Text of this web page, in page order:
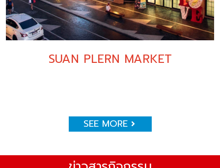
SUAN PLERN MARKET
SEE MORE